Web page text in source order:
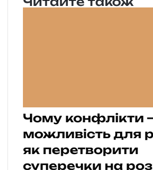
Чому конфлікти
можливість для
як перетворити
суперечки на